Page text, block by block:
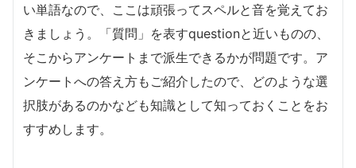
い単語なので、ここは頑張ってスペルと音を覚えてお
きましょう。「質問」を表すquestionと近いものの、
そこからアンケートまで派生できるかが問題です。ア
ンケートへの答え方もご紹介したので、どのような選
択肢があるのかなども知識として知っておくことをお
すすめします。